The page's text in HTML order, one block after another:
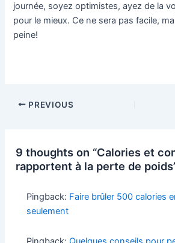
journée, soyez optimistes, ayez de la
pour le mieux. Ce ne sera pas facile,
peine!
Post
PREVIOUS
9 thoughts on “Calories et
rapportent à la perte de
Pingback: Faire brûler 500 calories
seulement